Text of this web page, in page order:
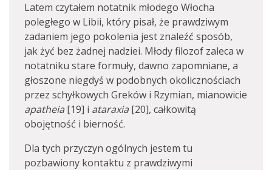
Latem czytałem notatnik młodego Włocha
poległego w Libii, który pisał, że prawdziwym
zadaniem jego pokolenia jest znaleźć sposób,
jak żyć bez żadnej nadziei. Młody filozof zaleca w
notatniku stare formuły, dawno zapomniane, a
głoszone niegdyś w podobnych okolicznościach
przez schyłkowych Greków i Rzymian, mianowicie
apatheia [19] i ataraxia [20], całkowitą
obojętność i bierność.
Dla tych przyczyn ogólnych jestem tu
pozbawiony kontaktu z prawdziwymi